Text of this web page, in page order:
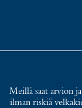
Meillä saat arvion
ilman riskiä